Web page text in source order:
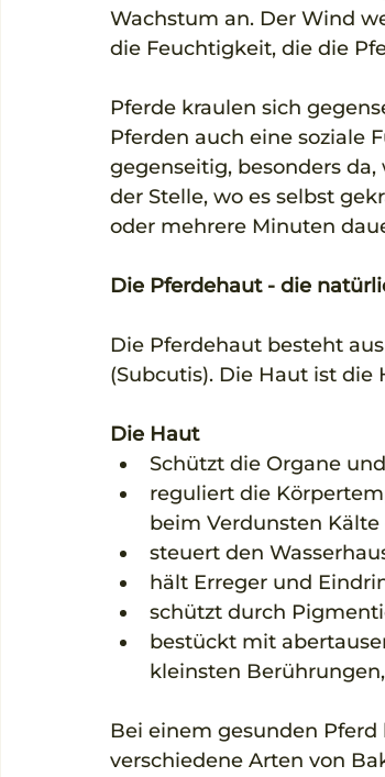
Wachstum an. Der Wind
die Feuchtigkeit, die die
Pferde kraulen sich
Pferden auch eine soziale
gegenseitig, besonders
der Stelle, wo es selbst
oder mehrere Minuten
Die Pferdehaut - die
Die Pferdehaut besteht
(Subcutis). Die Haut ist
Die Haut
Schützt die Organe
reguliert die
beim Verdunsten
steuert den
hält Erreger und
schützt durch
bestückt mit
kleinsten
Bei einem gesunden Pferd
verschiedene Arten von